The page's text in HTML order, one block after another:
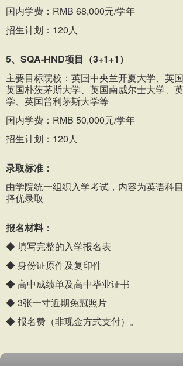
国内学费：RMB 68,000元/学年
招生计划：120人
5、SQA-HND项目（3+1+1）
主要目标院校：英国中央兰开夏大学、英国
英国朴茨茅斯大学、英国南威尔士大学、
学、英国普利茅斯大学等
国内学费：RMB 50,000元/学年
招生计划：120人
录取标准：
由学院统一组织入学考试，内容为英语科
择优录取
报名材料：
◆ 填写完整的入学报名表
◆ 身份证原件及复印件
◆ 高中成绩单及高中毕业证书
◆ 3张一寸近期免冠照片
◆ 报名费（非现金方式支付）。